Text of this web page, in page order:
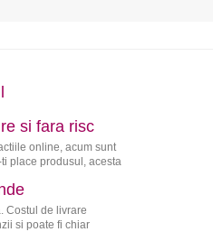
si fara risc
online, acum sunt
place produsul, acesta
Costul de livrare
si poate fi chiar